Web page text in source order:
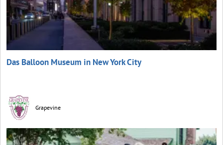
Das Balloon Museum in New York City
Grapevine